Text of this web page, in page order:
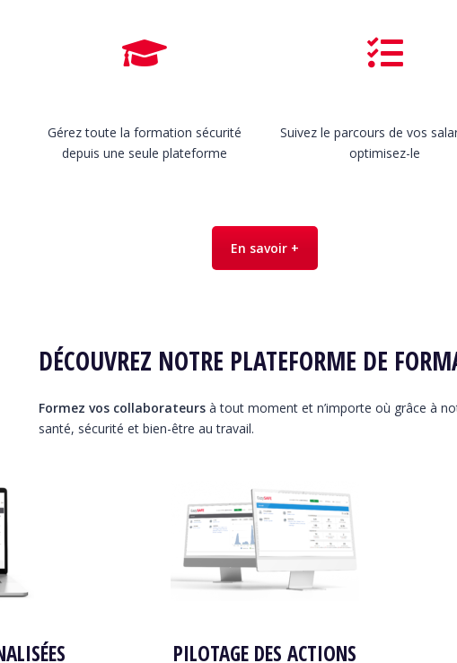
Gérez toute la formation sécurité
depuis une seule plateforme
Suivez le parcours de vos
optimisez-le
En savoir +
DÉCOUVREZ NOTRE PLATEFORME DE
Formez vos collaborateursà tout moment et n’importe où grâce à
santé, sécurité et bien-être au travail.
PILOTAGE DES ACTIONS